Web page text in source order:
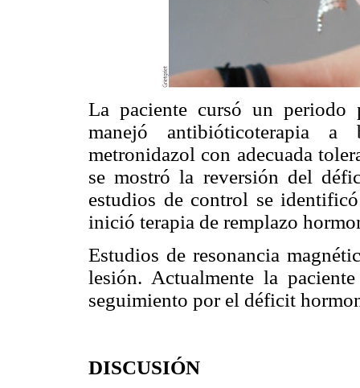
La paciente cursó un periodo
manejó antibióticoterapia
metronidazol con adecuada
se mostró la reversión del
estudios de control se
inició terapia de remplazo
Estudios de resonancia
lesión. Actualmente la
seguimiento por el déficit
DISCUSIÓN